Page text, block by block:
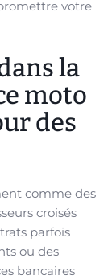
votre
la
moto
des
comme des
croisés
parfois
ou des
bancaires